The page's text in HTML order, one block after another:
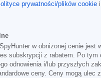
prywatności/plików cookie i
w obniżonej cenie jest
subskrypcji z rabatem. Po tym
odnowienia i/lub przyszłych
ceny. Ceny mogą ulec